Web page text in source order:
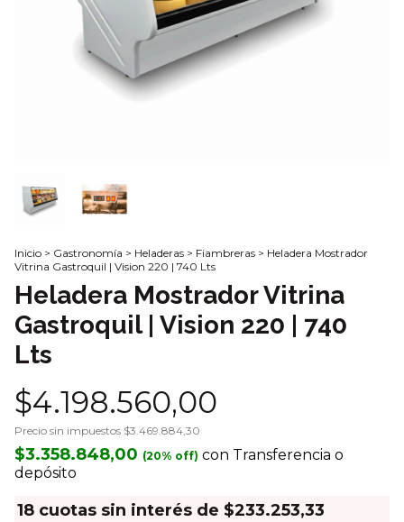
Inicio > Gastronomía > Heladeras > Fiambreras > Heladera Mostrador
Vitrina Gastroquil | Vision 220 | 740 Lts
Heladera Mostrador Vitrina
Gastroquil | Vision 220 | 740
Lts
$4.198.560,00
Precio sin impuestos $3.469.884,30
$3.358.848,00 con Transferencia o
depósito
18 cuotas sin interés de $233.253,33